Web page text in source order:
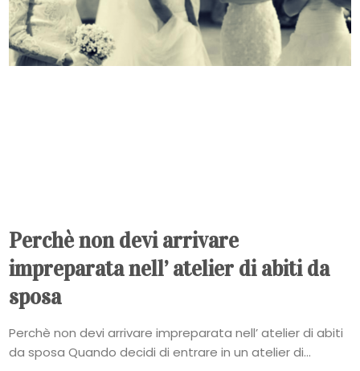
Perchè non devi arrivare
impreparata nell’ atelier di abiti da
sposa
Perchè non devi arrivare impreparata nell’ atelier di abiti
da sposa Quando decidi di entrare in un atelier di...